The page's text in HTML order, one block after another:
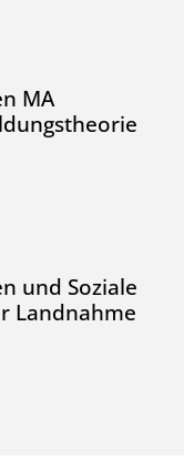
Berufs- und
MA
und Soziale
Landnahme
Arbeit -